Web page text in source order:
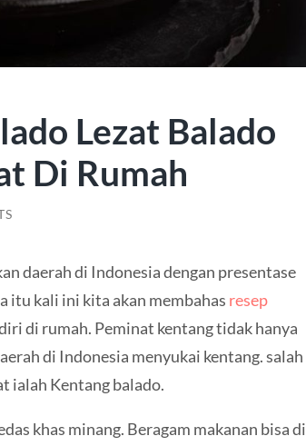
Lezat Balado
Di Rumah
daerah di Indonesia dengan presentase
itu kali ini kita akan membahas resep
di rumah. Peminat kentang tidak hanya
di Indonesia menyukai kentang. salah
ialah Kentang balado.
khas minang. Beragam makanan bisa di